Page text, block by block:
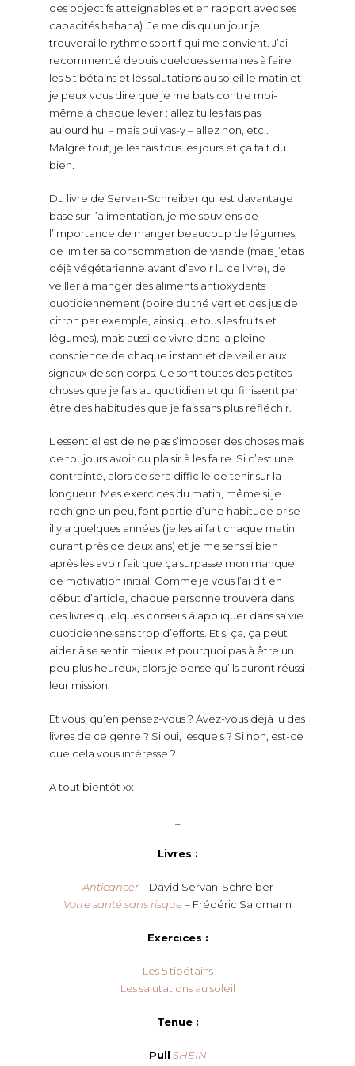
des objectifs atteignables et en rapport avec ses
capacités hahaha). Je me dis qu’un jour je
trouverai le rythme sportif qui me convient. J’ai
recommencé depuis quelques semaines à faire
les 5 tibétains et les salutations au soleil le matin et
je peux vous dire que je me bats contre moi-
même à chaque lever : allez tu les fais pas
aujourd’hui – mais oui vas-y – allez non, etc..
Malgré tout, je les fais tous les jours et ça fait du
bien.
Du livre de Servan-Schreiber qui est davantage
basé sur l’alimentation, je me souviens de
l’importance de manger beaucoup de légumes,
de limiter sa consommation de viande (mais j’étais
déjà végétarienne avant d’avoir lu ce livre), de
veiller à manger des aliments antioxydants
quotidiennement (boire du thé vert et des jus de
citron par exemple, ainsi que tous les fruits et
légumes), mais aussi de vivre dans la pleine
conscience de chaque instant et de veiller aux
signaux de son corps. Ce sont toutes des petites
choses que je fais au quotidien et qui finissent par
être des habitudes que je fais sans plus réfléchir.
L’essentiel est de ne pas s’imposer des choses mais
de toujours avoir du plaisir à les faire. Si c’est une
contrainte, alors ce sera difficile de tenir sur la
longueur. Mes exercices du matin, même si je
rechigne un peu, font partie d’une habitude prise
il y a quelques années (je les ai fait chaque matin
durant près de deux ans) et je me sens si bien
après les avoir fait que ça surpasse mon manque
de motivation initial. Comme je vous l’ai dit en
début d’article, chaque personne trouvera dans
ces livres quelques conseils à appliquer dans sa vie
quotidienne sans trop d’efforts. Et si ça, ça peut
aider à se sentir mieux et pourquoi pas à être un
peu plus heureux, alors je pense qu’ils auront réussi
leur mission.
Et vous, qu’en pensez-vous ? Avez-vous déjà lu des
livres de ce genre ? Si oui, lesquels ? Si non, est-ce
que cela vous intéresse ?
A tout bientôt xx
Livres :
Anticancer– David Servan-Schreiber
Votre santé sans risque – Frédéric Saldmann
Exercices :
Les 5 tibétains
Les salutations au soleil
Tenue :
Pull SHEIN